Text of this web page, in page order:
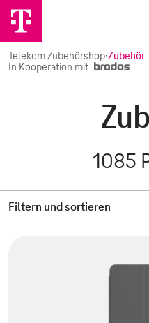
Telekom Zubehörshop·Zubehör
In Kooperation mit
1085
Filtern und sortieren